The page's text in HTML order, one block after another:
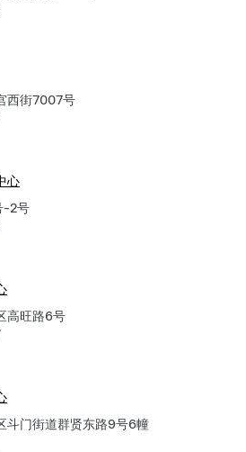
西街7007号
心
-2号
高旺路6号
斗门街道群贤东路9号6幢